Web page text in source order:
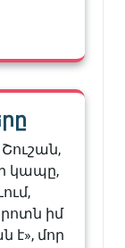
կապը,
իմ
է», մոր